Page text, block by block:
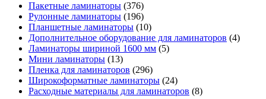
Пакетные ламинаторы (376)
Рулонные ламинаторы (196)
Планшетные ламинаторы (10)
Дополнительное оборудование для ламинаторов (4)
Ламинаторы шириной 1600 мм (5)
Мини ламинаторы (13)
Пленка для ламинаторов (296)
Широкоформатные ламинаторы (24)
Расходные материалы для ламинаторов (8)